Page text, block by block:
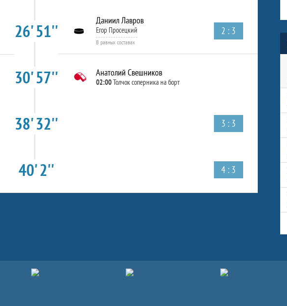
26' 51'' Даниил Лавров
Егор Просецкий
В равных составах
2 : 3
30' 57'' Анатолий Свешников
02:00Толчок соперника на борт
38' 32'' 3 : 3
40' 2'' 4 : 3